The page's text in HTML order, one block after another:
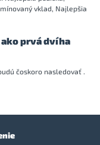
vklad, Najlepšia
ako prvá dvíha
čoskoro nasledovať .